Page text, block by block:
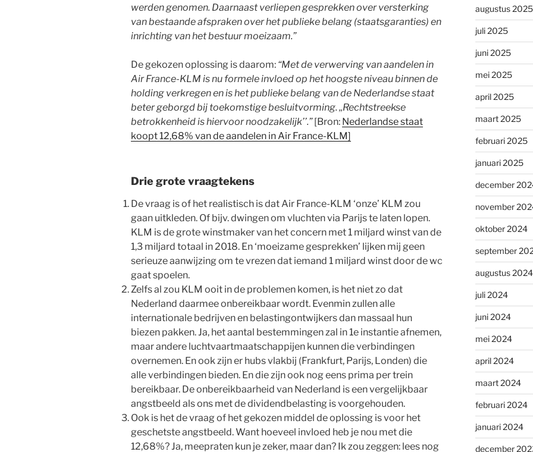
werden genomen. Daarnaast verliepen gesprekken over versterking
van bestaande afspraken over het publieke belang (staatsgaranties) en
inrichting van het bestuur moeizaam.”
De gekozen oplossing is daarom: “Met de verwerving van aandelen in
Air France-KLM is nu formele invloed op het hoogste niveau binnen de
holding verkregen en is het publieke belang van de Nederlandse staat
beter geborgd bij toekomstige besluitvorming. ,,Rechtstreekse
betrokkenheid is hiervoor noodzakelijk’’.”[Bron: Nederlandse staat
koopt 12,68% van de aandelen in Air France-KLM]
Drie grote vraagtekens
De vraag is of het realistisch is dat Air France-KLM ‘onze’ KLM zou
gaan uitkleden. Of bijv. dwingen om vluchten via Parijs te laten lopen.
KLM is de grote winstmaker van het concern met 1 miljard winst van de
1,3 miljard totaal in 2018. En ‘moeizame gesprekken’ lijken mij geen
serieuze aanwijzing om te vrezen dat iemand 1 miljard winst door de wc
gaat spoelen.
Zelfs al zou KLM ooit in de problemen komen, is het niet zo dat
Nederland daarmee onbereikbaar wordt. Evenmin zullen alle
internationale bedrijven en belastingontwijkers dan massaal hun
biezen pakken. Ja, het aantal bestemmingen zal in 1e instantie afnemen,
maar andere luchtvaartmaatschappijen kunnen die verbindingen
overnemen. En ook zijn er hubs vlakbij (Frankfurt, Parijs, Londen) die
alle verbindingen bieden. En die zijn ook nog eens prima per trein
bereikbaar. De onbereikbaarheid van Nederland is een vergelijkbaar
angstbeeld als ons met de dividendbelasting is voorgehouden.
Ook is het de vraag of het gekozen middel de oplossing is voor het
geschetste angstbeeld. Want hoeveel invloed heb je nou met die
12,68%? Ja, meepraten kun je zeker, maar dan? Ik zou zeggen: lees nog
augustus 2025
juli 2025
juni 2025
mei 2025
april 2025
maart 2025
februari 2025
januari 2025
december
november
oktober 2024
september
augustus 2024
juli 2024
juni 2024
mei 2024
april 2024
maart 2024
februari 2024
januari 2024
december